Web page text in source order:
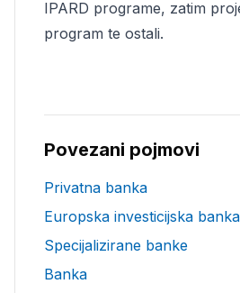
IPARD programe, zatim
program te ostali.
Povezani pojmovi
Privatna banka
Europska investicijska
Specijalizirane banke
Banka